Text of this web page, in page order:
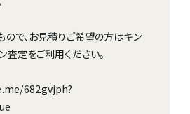
ので、お見積りご希望の方はキン
査定をご利用ください。
682gvjph?